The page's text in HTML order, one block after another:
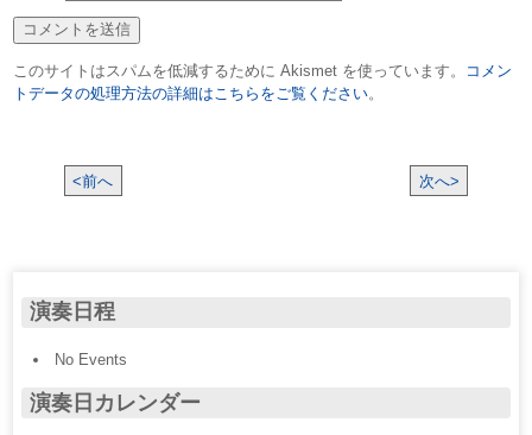
このサイトはスパムを低減するために Akismet を使っています。
コメン
トデータの処理方法の詳細はこちらをご覧ください。
<前へ 次へ>
演奏日程
No Events
演奏日カレンダー